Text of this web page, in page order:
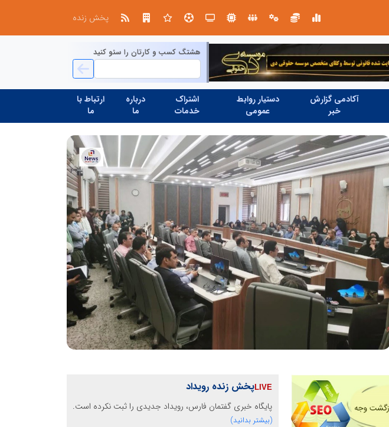
آینده پوشاک ایران به مدیران نابغه‌ای نیاز دارد که نه از خلاقیت بترسند و نه بروکراسی
پخش زنده
هشتگ کسب و کارتان را سئو کنید
آکادمی گزارش
خبر
دستیار روابط
عمومی
اشتراک
خدمات
درباره
ما
ارتباط با
ما
پخش زنده رویداد
پایگاه خبری گفتمان فارس، رویداد جدیدی را ثبت نکرده است.
(بیشتر بدانید)